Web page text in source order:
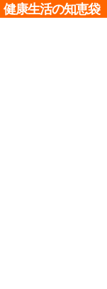
健康生活の知恵袋